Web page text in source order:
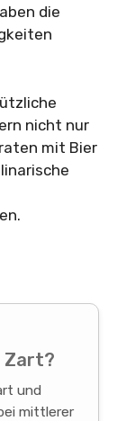
die
nicht nur
mit Bier
Zart?
und
mittlerer